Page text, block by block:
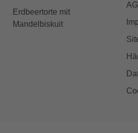
Erdbeertorte mit
Mandelbiskuit